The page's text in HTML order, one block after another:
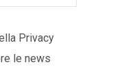
Privacy
le news